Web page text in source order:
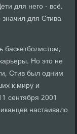
для него - всё.
для Стива
баскетболистом,
Но это не
Стив был одним
к миру и
сентября 2001
настаивало